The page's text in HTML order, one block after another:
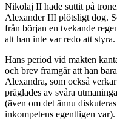
Nikolaj II hade suttit på
Alexander III plötsligt dog.
från början en tvekande
att han inte var redo att styra.
Hans period vid makten
och brev framgår att han
Alexandra, som också
präglades av svåra
(även om det ännu
inkompetens egentligen var).